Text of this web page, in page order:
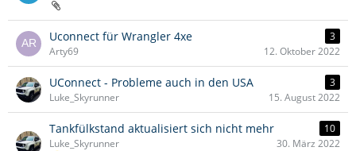
Uconnect für Wrangler 4xe
3
Arty69
12. Oktober 2022
UConnect - Probleme auch in den USA
3
Luke_Skyrunner
15. August 2022
Tankfülkstand aktualisiert sich nicht mehr 10
Luke_Skyrunner 30. März 2022